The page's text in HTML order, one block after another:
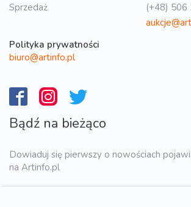
Sprzedaż
(+48) 506
Polityka prywatności
biuro@artinfo.pl
Bądź na bieżąco
Dowiaduj się pierwszy o nowościach
na Artinfo.pl